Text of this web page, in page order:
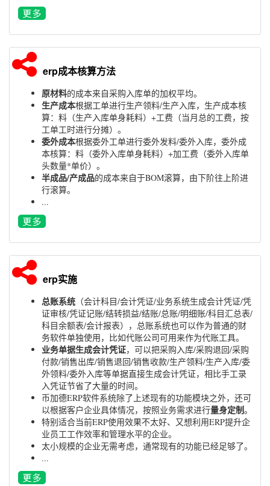
erp成本核算方法
原材料的成本来自采购入库单的加权平均。
生产成本根据工单进行生产领料/生产入库，生产成本核
算：料（生产入库单身耗料）+工费（当月总的工费，按
工单工时进行分摊）。
委外成本根据委外工单进行委外发料/委外入库，委外成
本核算：料（委外入库单身耗料）+加工费（委外入库单
头数量*单价）。
半成品/产成品的成本来自于BOM滚算，由下阶往上阶进
行滚算。
...
erp实施
总账系统 （会计科目/会计凭证/业务系统生成会计凭证/凭
证审核/凭证记账/结转损益/结账/总账/明细账/科目汇总表/
科目余额表/会计报表），总账系统也可以作为普通的财
务软件单独使用，比如代账公司可用来作为代账工具。
业务单据生成会计凭证，可以把采购入库/采购退回/采购
付款/销售出库/销售退回/销售收款/生产领料/生产入库/委
外领料/委外入库等单据直接生成会计凭证，相比手工录
入凭证节省了大量的时间。
币加德ERP软件系统除了上述现有的功能模块之外，还可
以根据客户企业具体情况，按照业务需求进行量身定制。
特别适合当前ERP使用效果不太好、又想利用ERP提升企
业员工工作效率和管理水平的企业。
太小规模的企业无需考虑，通常现有的功能已经足够了。
...